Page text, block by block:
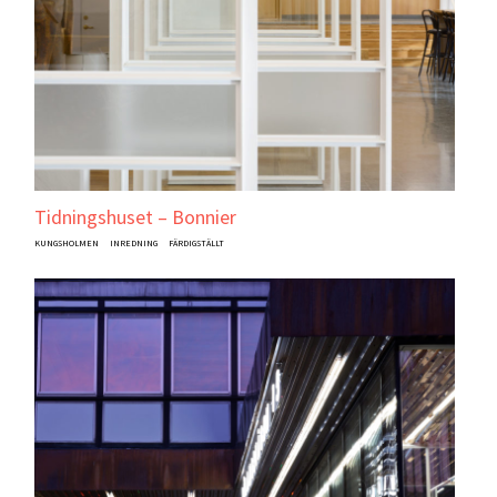
Tidningshuset – Bonnier
KUNGSHOLMEN INREDNING FÄRDIGSTÄLLT